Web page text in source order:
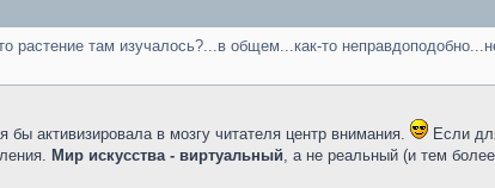
растение там изучалось?...в общем...как-то
активизировала в мозгу читателя центр внимания.
Если
Мир искусства - виртуальный, а не реальный (и тем